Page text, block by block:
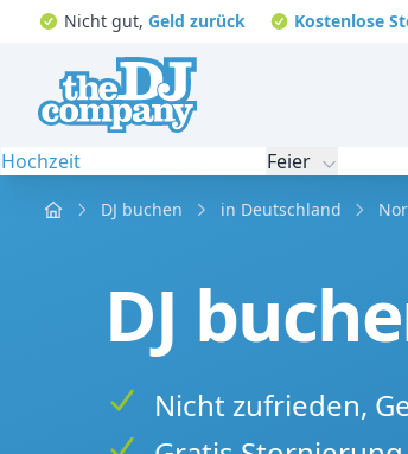
Nicht gut, Geld zurück Kostenlose
Hochzeit Feier
Home DJ buchen in Deutschland
DJ
Nicht zufrieden,